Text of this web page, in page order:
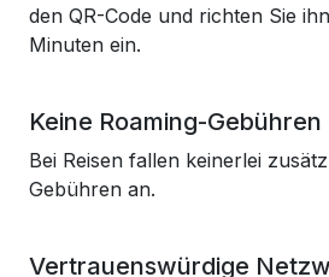
den QR-Code und richten Sie
Minuten ein.
Keine Roaming-Gebühren
Bei Reisen fallen keinerlei
Gebühren an.
Vertrauenswürdige